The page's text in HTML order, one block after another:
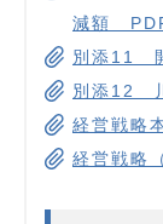
減額
別添11
別添12
経営戦略
経営戦略